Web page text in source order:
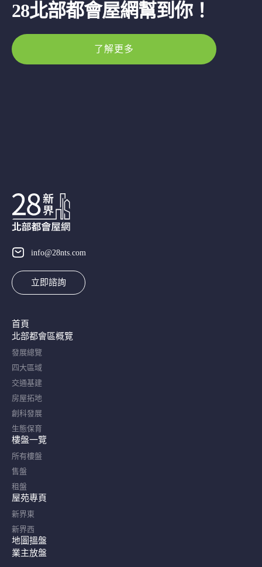
28北部都會屋網幫到你！
了解更多
info@28nts.com
立即諮詢
首頁
北部都會區概覽​
發展總覽
四大區域
交通基建
房屋拓地
創科發展
生態保育
樓盤一覽
所有樓盤
售盤
租盤
屋苑專頁
新界東
新界西
地圖搵盤
業主放盤